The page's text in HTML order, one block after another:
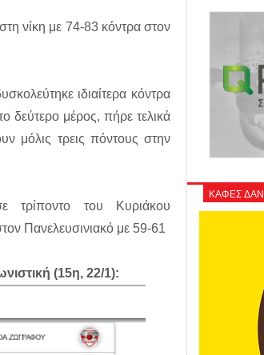
νίκη με 74-83 κόντρα στον
ιδιαίτερα κόντρα
δεύτερο μέρος, πήρε τελικά
μόλις τρεις πόντους στην
του Κυριάκου
Πανελευσινιακό με 59-61
(15η, 22/1):
ΚΑΦΕΣ